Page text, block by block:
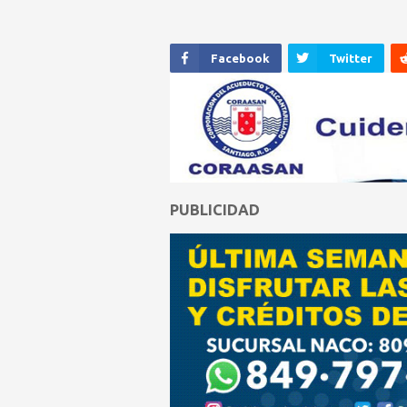
Facebook Twitter
PUBLICIDAD